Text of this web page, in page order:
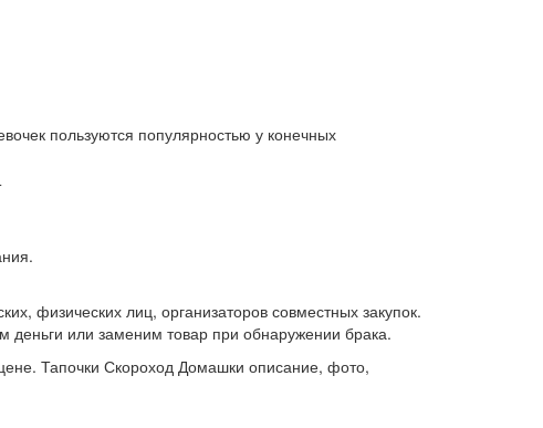
пользуются популярностью у конечных
физических лиц, организаторов совместных закупок.
или заменим товар при обнаружении брака.
Тапочки Скороход Домашки описание, фото,